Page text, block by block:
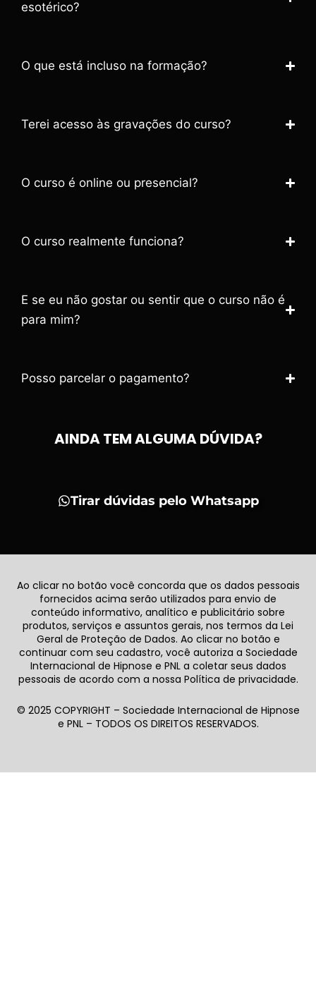
esotérico?
O que está incluso na formação?
Terei acesso às gravações do curso?
O curso é online ou presencial?
O curso realmente funciona?
E se eu não gostar ou sentir que o curso não é
para mim?
Posso parcelar o pagamento?
AINDA TEM ALGUMA DÚVIDA?
Tirar dúvidas pelo Whatsapp
Ao clicar no botão você concorda que os dados pessoais
fornecidos acima serão utilizados para envio de
conteúdo informativo, analítico e publicitário sobre
produtos, serviços e assuntos gerais, nos termos da Lei
Geral de Proteção de Dados. Ao clicar no botão e
continuar com seu cadastro, você autoriza a Sociedade
Internacional de Hipnose e PNL a coletar seus dados
pessoais de acordo com a nossa Política de privacidade.
© 2025 COPYRIGHT – Sociedade Internacional de Hipnose
e PNL – TODOS OS DIREITOS RESERVADOS.